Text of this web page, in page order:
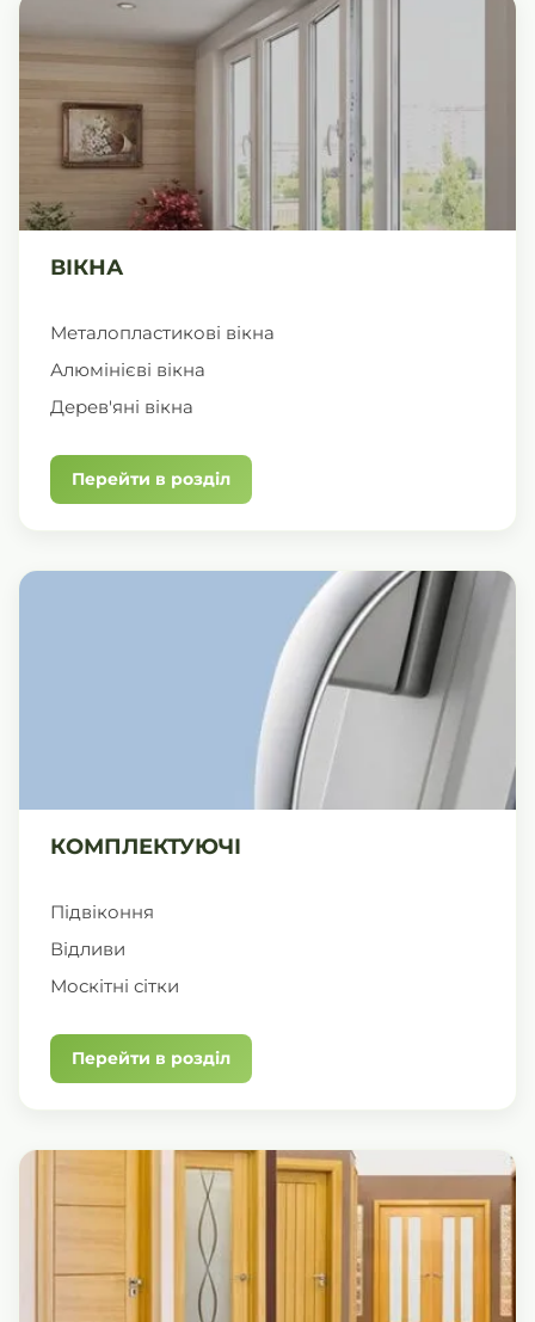
ВІКНА
Металопластикові вікна
Алюмінієві вікна
Дерев'яні вікна
Перейти в розділ
КОМПЛЕКТУЮЧІ
Підвіконня
Відливи
Москітні сітки
Перейти в розділ